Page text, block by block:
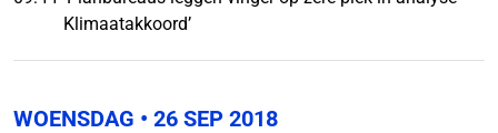
Klimaatakkoord’
WOENSDAG • 26 SEP 2018